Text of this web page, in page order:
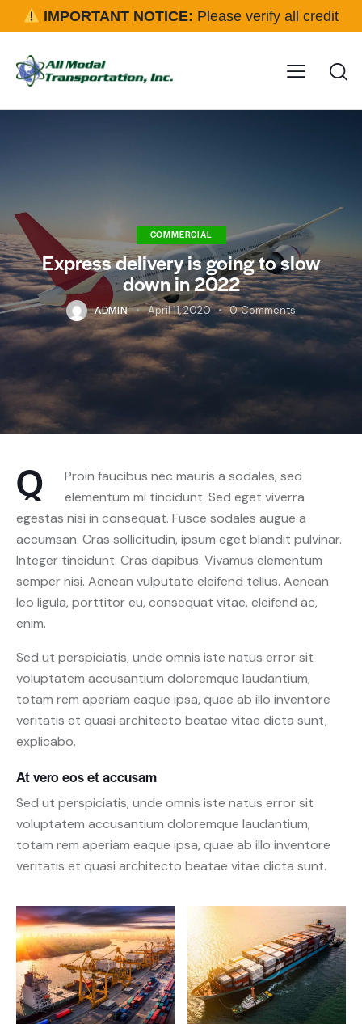
IMPORTANT NOTICE: Please verify all credit
before approval.Click here for details
COMMERCIAL
Express delivery is going to slow
down in 2022
ADMIN April 11, 2020 0 Comments
Q
Proin faucibus nec mauris a sodales, sed
elementum mi tincidunt. Sed eget viverra
egestas nisi in consequat. Fusce sodales augue a
accumsan. Cras sollicitudin, ipsum eget blandit pulvinar.
Integer tincidunt. Cras dapibus. Vivamus elementum
semper nisi. Aenean vulputate eleifend tellus. Aenean
leo ligula, porttitor eu, consequat vitae, eleifend ac,
enim.
Sed ut perspiciatis, unde omnis iste natus error sit
voluptatem accusantium doloremque laudantium,
totam rem aperiam eaque ipsa, quae ab illo inventore
veritatis et quasi architecto beatae vitae dicta sunt,
explicabo.
At vero eos et accusam
Sed ut perspiciatis, unde omnis iste natus error sit
voluptatem accusantium doloremque laudantium,
totam rem aperiam eaque ipsa, quae ab illo inventore
veritatis et quasi architecto beatae vitae dicta sunt.